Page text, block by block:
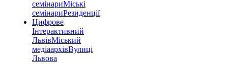
семінариМіські
семінариРезиденції
Цифрове
Інтерактивний
ЛьвівМіський
медіаархівВулиці
Львова